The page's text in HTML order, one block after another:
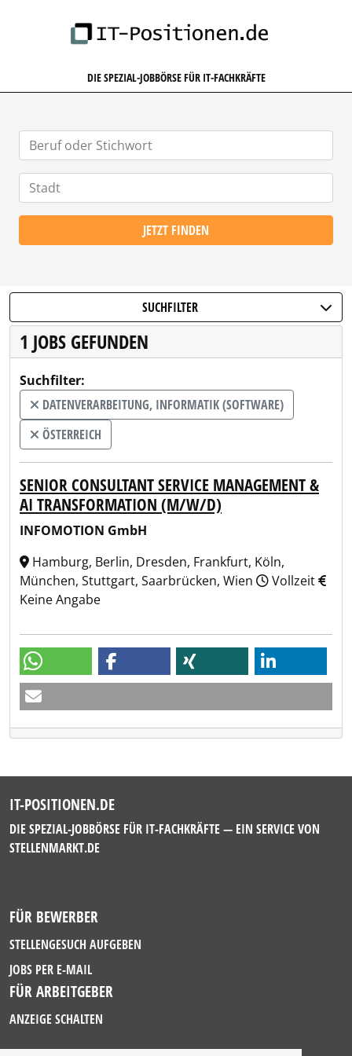
DIE SPEZIAL-JOBBÖRSE FÜR IT-FACHKRÄFTE
JETZT FINDEN
SUCHFILTER
1 JOBS GEFUNDEN
Suchfilter:
DATENVERARBEITUNG, INFORMATIK (SOFTWARE)
ÖSTERREICH
SENIOR CONSULTANT SERVICE MANAGEMENT &
AI TRANSFORMATION (M/W/D)
INFOMOTION GmbH
Hamburg, Berlin, Dresden, Frankfurt, Köln,
München, Stuttgart, Saarbrücken, Wien
Vollzeit
Keine Angabe
IT-POSITIONEN.DE
DIE SPEZIAL-JOBBÖRSE FÜR IT-FACHKRÄFTE — EIN SERVICE VON
STELLENMARKT.DE
FÜR BEWERBER
STELLENGESUCH AUFGEBEN
JOBS PER E-MAIL
FÜR ARBEITGEBER
ANZEIGE SCHALTEN